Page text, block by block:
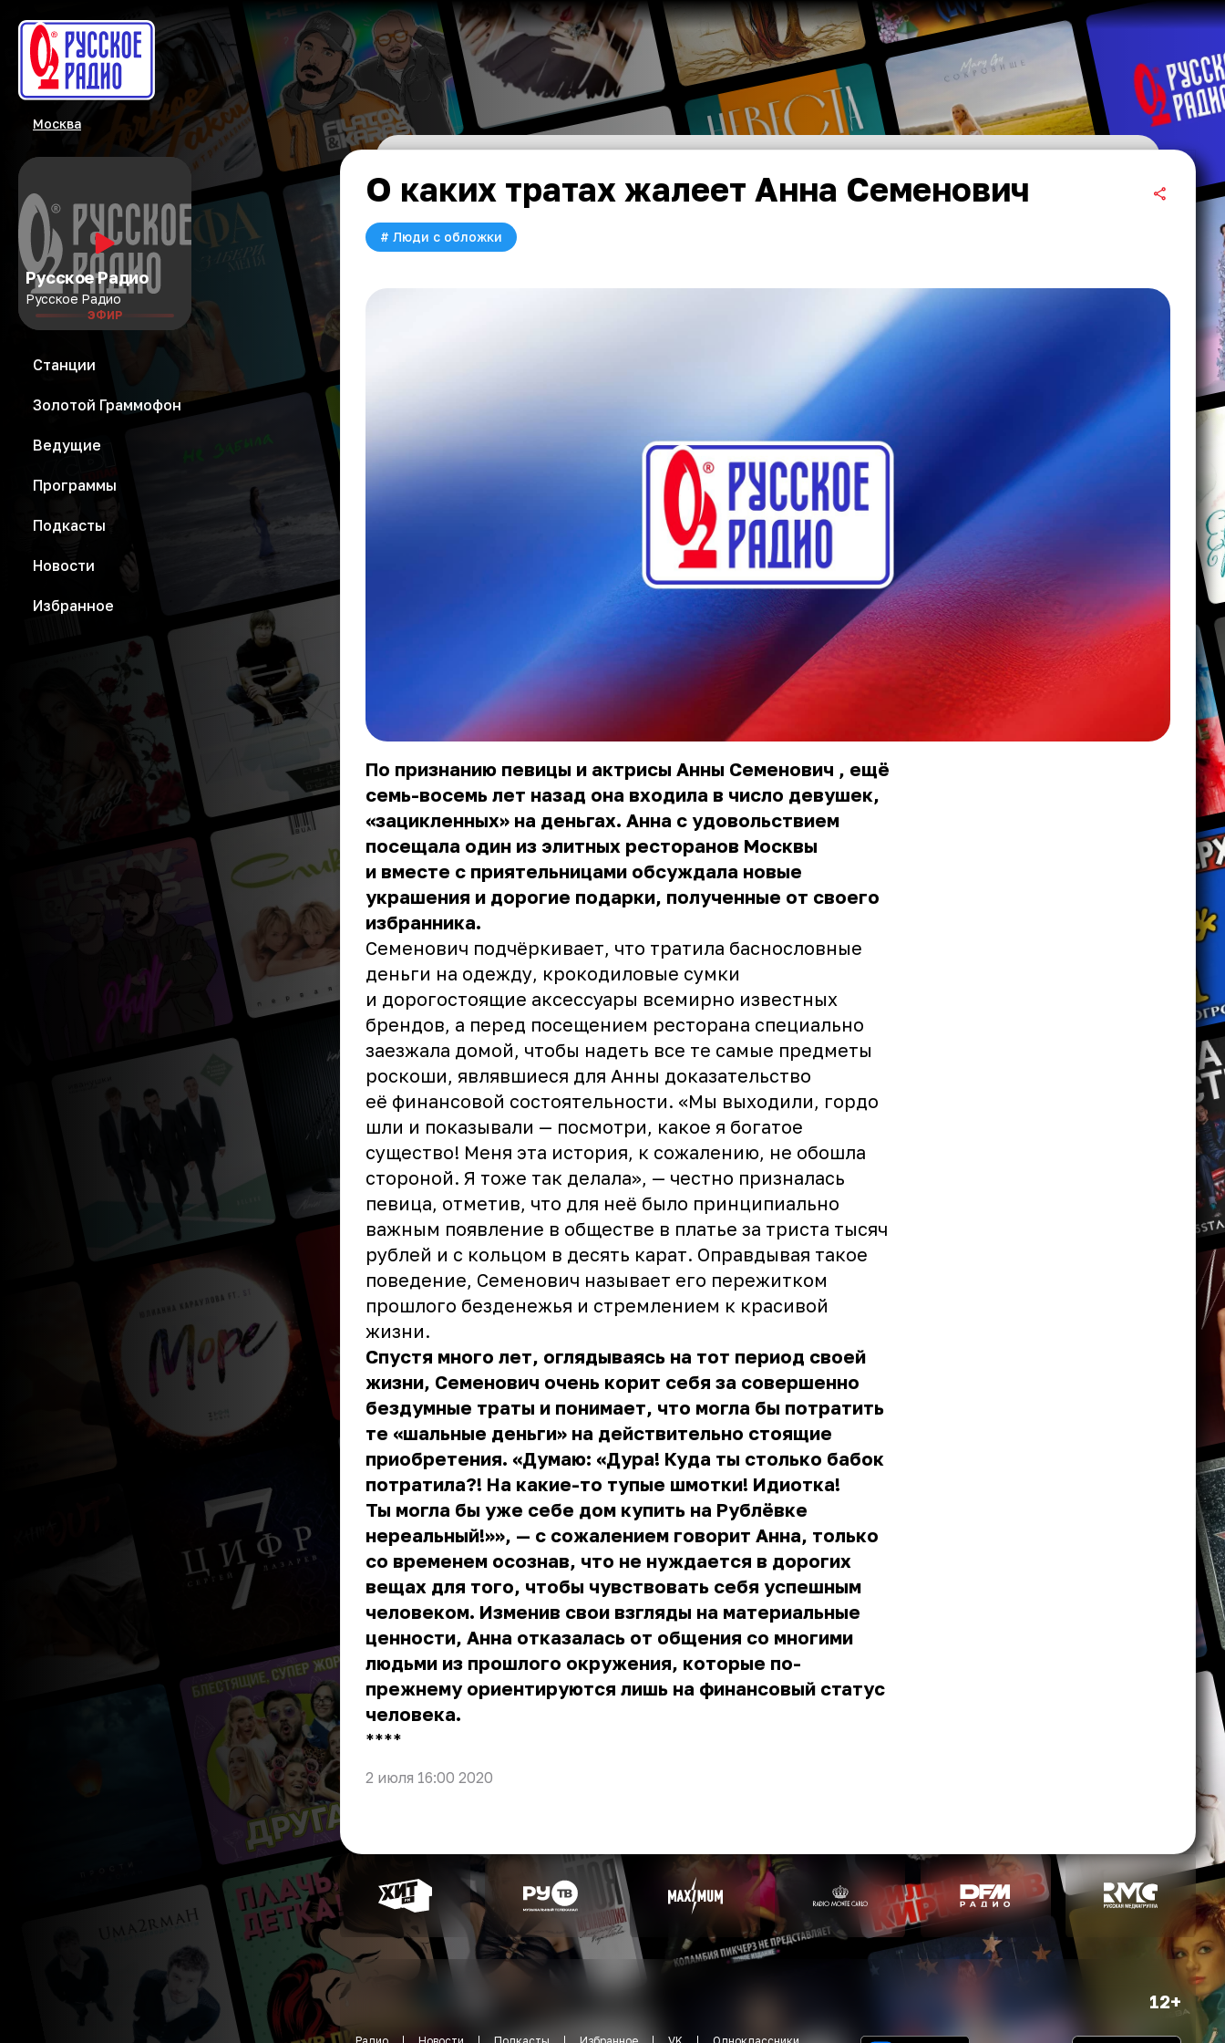
Москва
Русское Радио
Русское Радио
ЭФИР
Станции
Золотой Граммофон
Ведущие
Программы
Подкасты
Новости
Избранное
О каких тратах жалеет Анна Семенович
# Люди с обложки
По признанию певицы и актрисы Анны Семенович , ещё
семь-восемь лет назад она входила в число девушек,
«зацикленных» на деньгах. Анна с удовольствием
посещала один из элитных ресторанов Москвы
и вместе с приятельницами обсуждала новые
украшения и дорогие подарки, полученные от своего
избранника.
Семенович подчёркивает, что тратила баснословные
деньги на одежду, крокодиловые сумки
и дорогостоящие аксессуары всемирно известных
брендов, а перед посещением ресторана специально
заезжала домой, чтобы надеть все те самые предметы
роскоши, являвшиеся для Анны доказательство
её финансовой состоятельности. «Мы выходили, гордо
шли и показывали — посмотри, какое я богатое
существо! Меня эта история, к сожалению, не обошла
стороной. Я тоже так делала», — честно призналась
певица, отметив, что для неё было принципиально
важным появление в обществе в платье за триста тысяч
рублей и с кольцом в десять карат. Оправдывая такое
поведение, Семенович называет его пережитком
прошлого безденежья и стремлением к красивой
жизни.
Спустя много лет, оглядываясь на тот период своей
жизни, Семенович очень корит себя за совершенно
бездумные траты и понимает, что могла бы потратить
те «шальные деньги» на действительно стоящие
приобретения. «Думаю: «Дура! Куда ты столько бабок
потратила?! На какие-то тупые шмотки! Идиотка!
Ты могла бы уже себе дом купить на Рублёвке
нереальный!»», — с сожалением говорит Анна, только
со временем осознав, что не нуждается в дорогих
вещах для того, чтобы чувствовать себя успешным
человеком. Изменив свои взгляды на материальные
ценности, Анна отказалась от общения со многими
людьми из прошлого окружения, которые по-
прежнему ориентируются лишь на финансовый статус
человека.
** **
2 июля 16:00 2020
12+